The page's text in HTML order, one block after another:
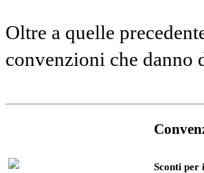
Oltre a quelle
convenzioni che
Sconti per